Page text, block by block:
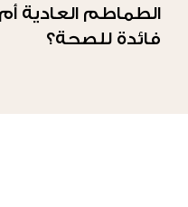
الطماطم العادية أم
فائدة للصحة؟